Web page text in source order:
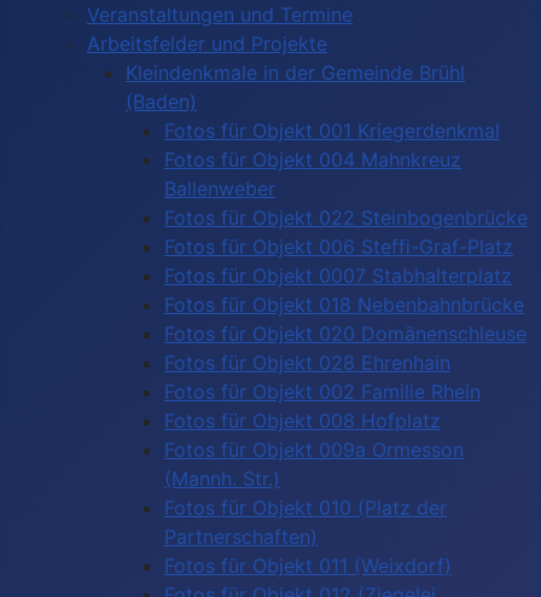
Veranstaltungen und Termine
Arbeitsfelder und Projekte
Kleindenkmale in der Gemeinde Brühl
(Baden)
Fotos für Objekt 001 Kriegerdenkmal
Fotos für Objekt 004 Mahnkreuz
Ballenweber
Fotos für Objekt 022 Steinbogenbrücke
Fotos für Objekt 006 Steffi-Graf-Platz
Fotos für Objekt 0007 Stabhalterplatz
Fotos für Objekt 018 Nebenbahnbrücke
Fotos für Objekt 020 Domänenschleuse
Fotos für Objekt 028 Ehrenhain
Fotos für Objekt 002 Familie Rhein
Fotos für Objekt 008 Hofplatz
Fotos für Objekt 009a Ormesson
(Mannh. Str.)
Fotos für Objekt 010 (Platz der
Partnerschaften)
Fotos für Objekt 011 (Weixdorf)